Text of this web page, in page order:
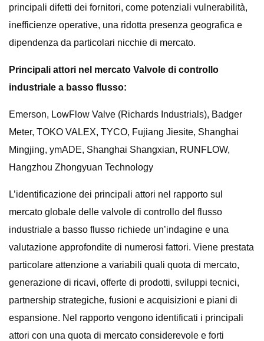
principali difetti dei fornitori, come potenziali vulnerabilità,
inefficienze operative, una ridotta presenza geografica e
dipendenza da particolari nicchie di mercato.
Principali attori nel mercato Valvole di controllo
industriale a basso flusso:
Emerson, LowFlow Valve (Richards Industrials), Badger
Meter, TOKO VALEX, TYCO, Fujiang Jiesite, Shanghai
Mingjing, ymADE, Shanghai Shangxian, RUNFLOW,
Hangzhou Zhongyuan Technology
L’identificazione dei principali attori nel rapporto sul
mercato globale delle valvole di controllo del flusso
industriale a basso flusso richiede un’indagine e una
valutazione approfondite di numerosi fattori. Viene prestata
particolare attenzione a variabili quali quota di mercato,
generazione di ricavi, offerte di prodotti, sviluppi tecnici,
partnership strategiche, fusioni e acquisizioni e piani di
espansione. Nel rapporto vengono identificati i principali
attori con una quota di mercato considerevole e forti